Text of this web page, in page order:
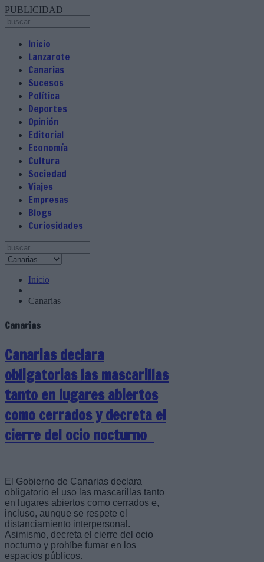
PUBLICIDAD
Inicio
Lanzarote
Canarias
Sucesos
Política
Deportes
Opinión
Editorial
Economía
Cultura
Sociedad
Viajes
Empresas
Blogs
Curiosidades
Inicio
Canarias
Canarias
Canarias declara
obligatorias las mascarillas
tanto en lugares abiertos
como cerrados y decreta el
cierre del ocio nocturno
El Gobierno de Canarias declara
obligatorio el uso las mascarillas tanto
en lugares abiertos como cerrados e,
incluso, aunque se respete el
distanciamiento interpersonal.
Asimismo, decreta el cierre del ocio
nocturno y prohíbe fumar en los
espacios públicos.